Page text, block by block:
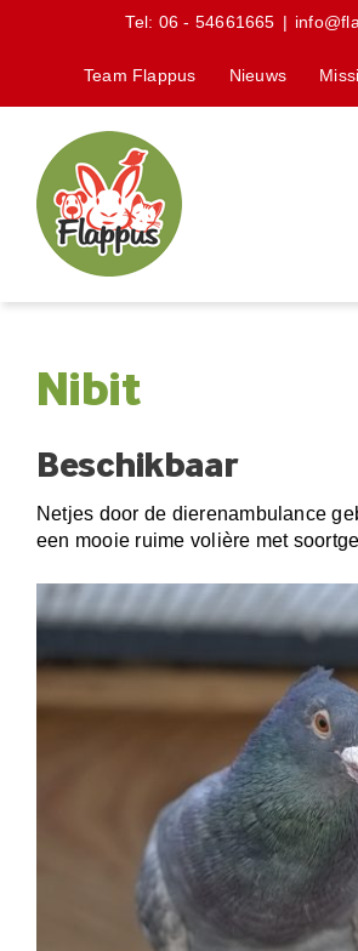
Tel: 06 - 54661665 |
Team Flappus Nieuws
Nibit
Beschikbaar
Netjes door de dierenambulance
een mooie ruime volière met